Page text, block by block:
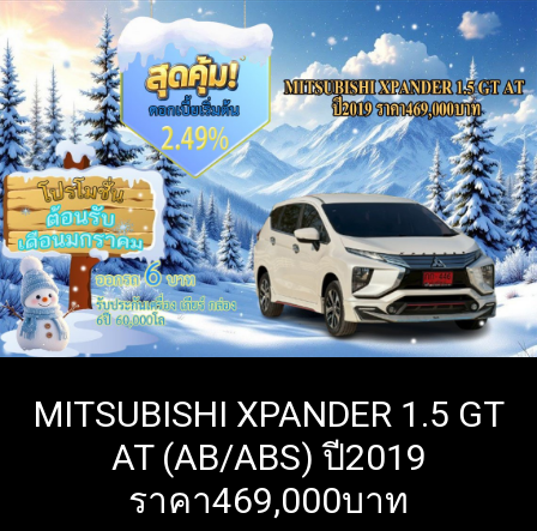
MITSUBISHI XPANDER 1.5 GT
AT (AB/ABS) ปี2019
ราคา469,000บาท